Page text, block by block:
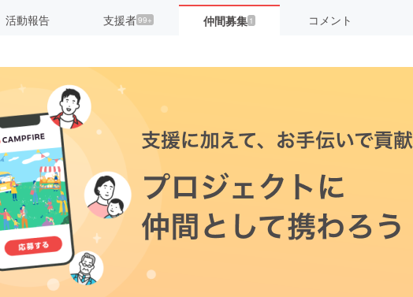
活動報告 支援者99+ 仲間募集 1 コメント